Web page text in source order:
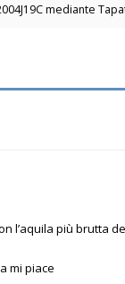
mediante
l’aquila più brutta
mi piace